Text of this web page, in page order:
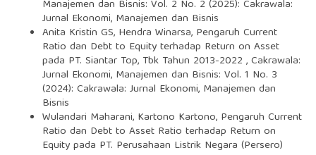
Manajemen dan Bisnis: Vol. 2 No. 2 (2025): Cakrawala:
Jurnal Ekonomi, Manajemen dan Bisnis
Anita Kristin GS, Hendra Winarsa, Pengaruh Current
Ratio dan Debt to Equity terhadap Return on Asset
pada PT. Siantar Top, Tbk Tahun 2013-2022 ,Cakrawala:
Jurnal Ekonomi, Manajemen dan Bisnis: Vol. 1 No. 3
(2024): Cakrawala: Jurnal Ekonomi, Manajemen dan
Bisnis
Wulandari Maharani, Kartono Kartono, Pengaruh Current
Ratio dan Debt to Asset Ratio terhadap Return on
Equity pada PT. Perusahaan Listrik Negara (Persero)